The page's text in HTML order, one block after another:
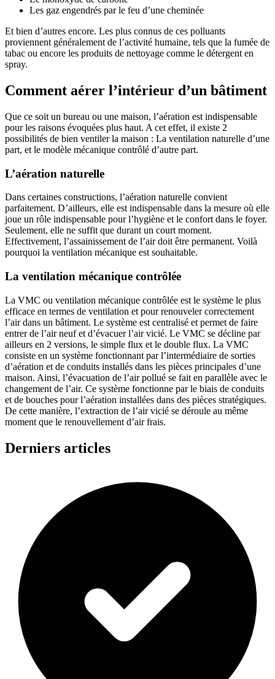
Les gaz engendrés par le feu d’une cheminée
Et bien d’autres encore. Les plus connus de ces polluants
proviennent généralement de l’activité humaine, tels que la fumée de
tabac ou encore les produits de nettoyage comme le détergent en
spray.
Comment aérer l’intérieur d’un bâtiment
Que ce soit un bureau ou une maison, l’aération est indispensable
pour les raisons évoquées plus haut. A cet effet, il existe 2
possibilités de bien ventiler la maison : La ventilation naturelle d’une
part, et le modèle mécanique contrôlé d’autre part.
L’aération naturelle
Dans certaines constructions, l’aération naturelle convient
parfaitement. D’ailleurs, elle est indispensable dans la mesure où elle
joue un rôle indispensable pour l’hygiène et le confort dans le foyer.
Seulement, elle ne suffit que durant un court moment.
Effectivement, l’assainissement de l’air doit être permanent. Voilà
pourquoi la ventilation mécanique est souhaitable.
La ventilation mécanique contrôlée
La VMC ou ventilation mécanique contrôlée est le système le plus
efficace en termes de ventilation et pour renouveler correctement
l’air dans un bâtiment. Le système est centralisé et permet de faire
entrer de l’air neuf et d’évacuer l’air vicié. Le VMC se décline par
ailleurs en 2 versions, le simple flux et le double flux. La VMC
consiste en un système fonctionnant par l’intermédiaire de sorties
d’aération et de conduits installés dans les pièces principales d’une
maison. Ainsi, l’évacuation de l’air pollué se fait en parallèle avec le
changement de l’air. Ce système fonctionne par le biais de conduits
et de bouches pour l’aération installées dans des pièces stratégiques.
De cette manière, l’extraction de l’air vicié se déroule au même
moment que le renouvellement d’air frais.
Derniers articles